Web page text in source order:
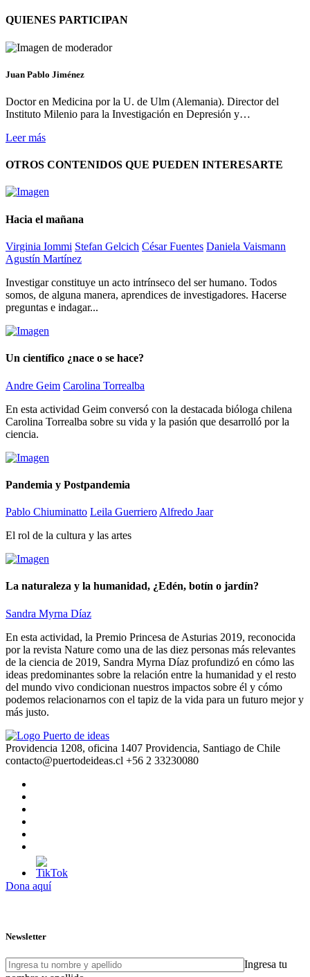
QUIENES PARTICIPAN
Juan Pablo Jiménez
Doctor en Medicina por la U. de Ulm (Alemania). Director del
Instituto Milenio para la Investigación en Depresión y…
Leer más
OTROS CONTENIDOS QUE PUEDEN INTERESARTE
Hacia el mañana
Virginia Iommi Stefan Gelcich César Fuentes Daniela Vaismann
Agustín Martínez
Investigar constituye un acto intrínseco del ser humano. Todos
somos, de alguna manera, aprendices de investigadores. Hacerse
preguntas e indagar...
Un científico ¿nace o se hace?
Andre Geim Carolina Torrealba
En esta actividad Geim conversó con la destacada bióloga chilena
Carolina Torrealba sobre su vida y la pasión que desarrolló por la
ciencia.
Pandemia y Postpandemia
Pablo Chiuminatto Leila Guerriero Alfredo Jaar
El rol de la cultura y las artes
La naturaleza y la humanidad, ¿Edén, botín o jardín?
Sandra Myrna Díaz
En esta actividad, la Premio Princesa de Asturias 2019, reconocida
por la revista Nature como una de las diez personas más relevantes
de la ciencia de 2019, Sandra Myrna Díaz profundizó en cómo las
ideas predominantes sobre la relación entre la humanidad y el resto
del mundo vivo condicionan nuestros impactos sobre él y cómo
podemos relacionarnos con el tapiz de la vida para un futuro mejor y
más justo.
Providencia 1208, oficina 1407 Providencia, Santiago de Chile
contacto@puertodeideas.cl +56 2 33230080
Dona aquí
Newsletter
Ingresa tu